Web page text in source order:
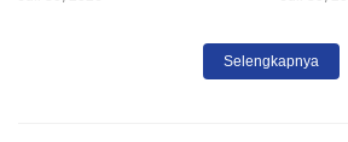
Selengkapnya